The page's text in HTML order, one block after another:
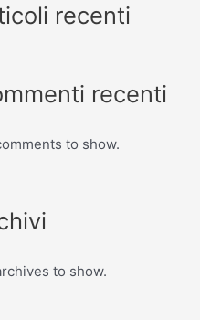
recenti
recenti
to show.
to show.